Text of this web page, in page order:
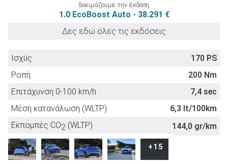
ΑΝΑΖΗΤΗΣΗ
Επιχειρήσεις
δοκιμάζουμε την έκδοση
1.0 EcoBoost Auto - 38.291 €
Δες εδώ όλες τις εκδόσεις
Ισχύς
170 PS
Ροπή
200 Nm
Επιτάχυνση 0-100 km/h
7,4 sec
Μέση κατανάλωση (WLTP)
6,3 lt/100km
Εκπομπές CO2 (WLTP)
144,0 gr/km
Euro NCAP
+15